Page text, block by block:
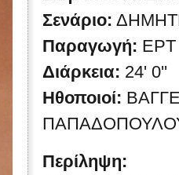
Σενάριο:
Παραγωγή:
Διάρκεια: 24' 0''
Ηθοποιοί:
Περίληψη: